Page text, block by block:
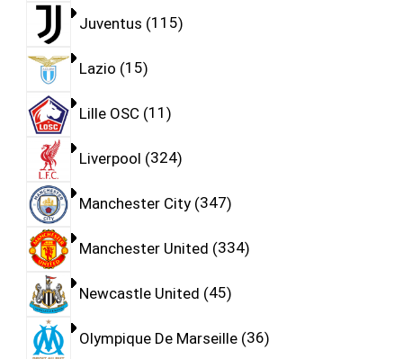
Juventus 115
Lazio 15
Lille OSC 11
Liverpool 324
Manchester City 347
Manchester United 334
Newcastle United 45
Olympique De Marseille 36